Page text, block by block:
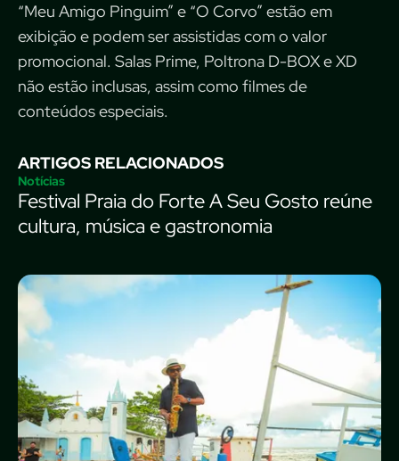
“Meu Amigo Pinguim” e “O Corvo” estão em
exibição e podem ser assistidas com o valor
promocional. Salas Prime, Poltrona D-BOX e XD
não estão inclusas, assim como filmes de
conteúdos especiais.
ARTIGOS RELACIONADOS
Notícias
Festival Praia do Forte A Seu Gosto reúne
cultura, música e gastronomia